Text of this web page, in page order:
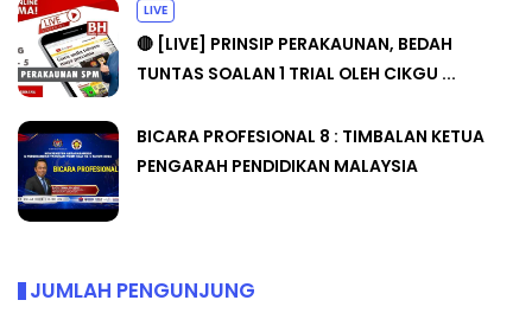
LIVE
🔴 [LIVE] PRINSIP PERAKAUNAN, BEDAH
TUNTAS SOALAN 1 TRIAL OLEH CIKGU ...
BICARA PROFESIONAL 8 : TIMBALAN KETUA
PENGARAH PENDIDIKAN MALAYSIA
JUMLAH PENGUNJUNG